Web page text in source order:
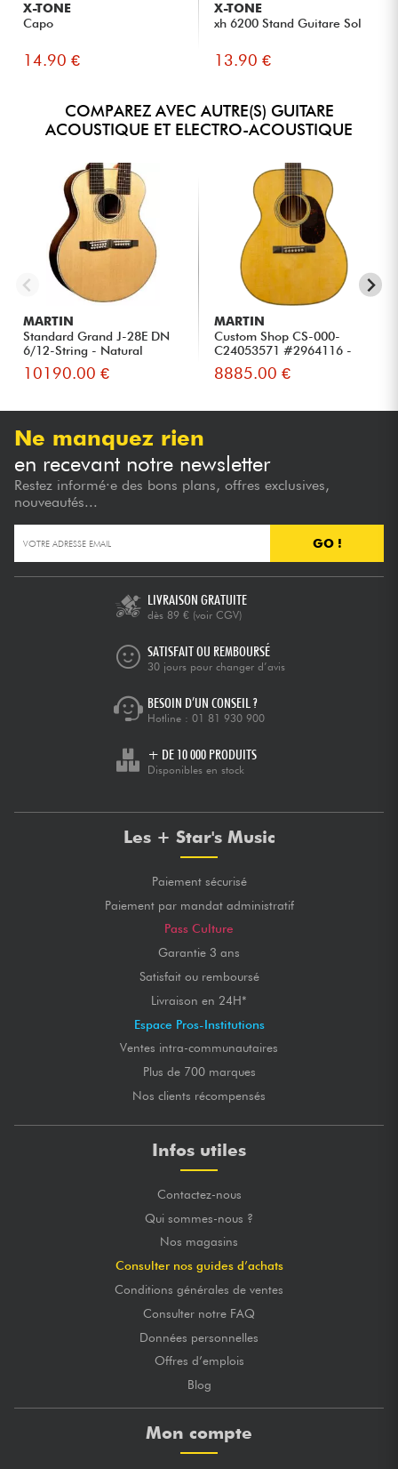
X-TONE
Capo
14.90 €
X-TONE
xh 6200 Stand Guitare Sol
13.90 €
COMPAREZ AVEC AUTRE(S) GUITARE
ACOUSTIQUE ET ELECTRO-ACOUSTIQUE
MARTIN
Standard Grand J-28E DN
6/12-String - Natural
Agin...
10190.00 €
MARTIN
Custom Shop CS-000-
C24053571 #2964116 -
Natural Ag...
8885.00 €
Ne manquez rien
en recevant notre newsletter
Restez informé·e des bons plans, offres exclusives,
nouveautés...
GO !
LIVRAISON GRATUITE
dès 89 € (voir CGV)
SATISFAIT OU REMBOURSÉ
30 jours pour changer d’avis
BESOIN D’UN CONSEIL ?
Hotline : 01 81 930 900
+ DE 10 000 PRODUITS
Disponibles en stock
Les + Star's Music
Paiement sécurisé
Paiement par mandat administratif
Pass Culture
Garantie 3 ans
Satisfait ou remboursé
Livraison en 24H*
Espace Pros-Institutions
Ventes intra-communautaires
Plus de 700 marques
Nos clients récompensés
Infos utiles
Contactez-nous
Qui sommes-nous ?
Nos magasins
Consulter nos guides d’achats
Conditions générales de ventes
Consulter notre FAQ
Données personnelles
Offres d’emplois
Blog
Mon compte